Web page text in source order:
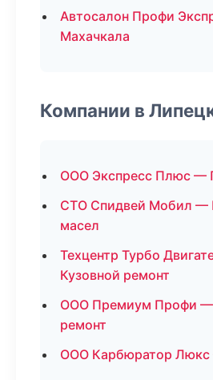
Автосалон Профи
Махачкала
Компании в
ООО Экспресс Плюс —
СТО Спидвей Мобил —
масел
Техцентр Турбо
Кузовной ремонт
ООО Премиум Профи —
ремонт
ООО Карбюратор